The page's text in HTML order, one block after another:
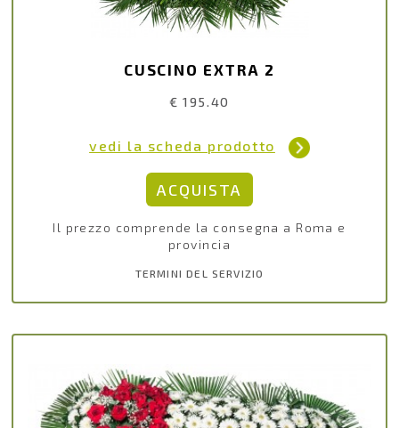
CUSCINO EXTRA 2
€ 195.40
vedi la scheda prodotto
Il prezzo comprende la consegna a Roma e
provincia
TERMINI DEL SERVIZIO